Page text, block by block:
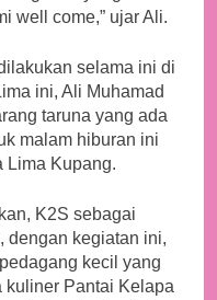
well come,” ujar Ali.
selama ini di
ini, Ali Muhamad
taruna yang ada
malam hiburan ini
Lima Kupang.
K2S sebagai
dengan kegiatan ini,
kecil yang
kuliner Pantai Kelapa